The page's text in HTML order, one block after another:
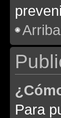
Arriba
Para